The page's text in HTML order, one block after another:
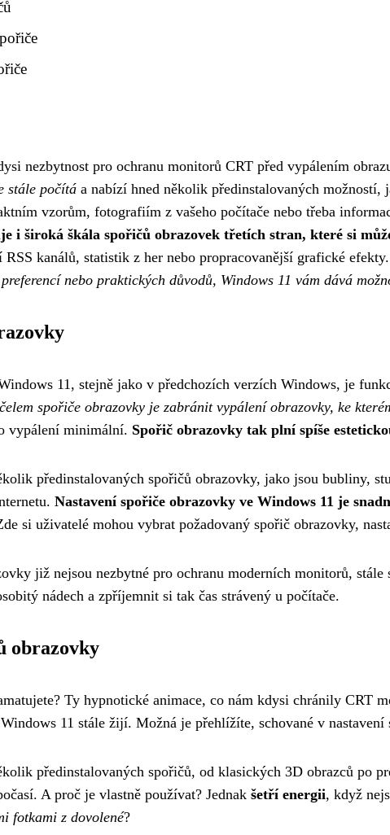
nezbytnost pro ochranu monitorů CRT před vypálením
stále počítá a nabízí hned několik předinstalovaných
vzorům, fotografiím z vašeho počítače nebo třeba
i široká škála spořičů obrazovek třetích stran, které si
RSS kanálů, statistik z her nebo propracovanější grafické
nebo praktických důvodů, Windows 11 vám dává
11, stejně jako v předchozích verzích Windows, je
spořiče obrazovky je zabránit vypálení obrazovky, ke
vypálení minimální. Spořič obrazovky tak plní spíše
předinstalovaných spořičů obrazovky, jako jsou bubliny,
Nastavení spořiče obrazovky ve Windows 11 je
si uživatelé mohou vybrat požadovaný spořič obrazovky,
již nejsou nezbytné pro ochranu moderních monitorů,
nádech a zpříjemnit si tak čas strávený u počítače.
obrazovky
Ty hypnotické animace, co nám kdysi chránily
11 stále žijí. Možná je přehlížíte, schované v
předinstalovaných spořičů, od klasických 3D obrazců po
A proč je vlastně používat? Jednak šetří energii, když
fotkami z dovolené?